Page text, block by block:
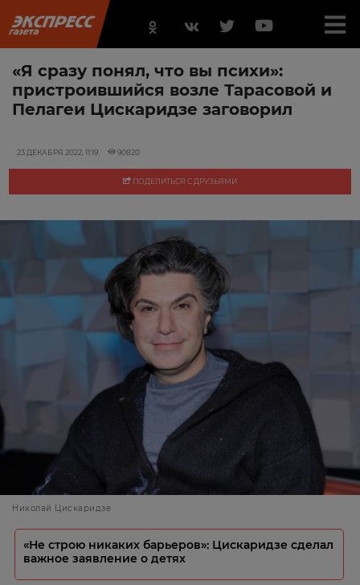
«Я сразу понял, что вы психи»:
пристроившийся возле Тарасовой и
Пелагеи Цискаридзе заговорил
23 ДЕКАБРЯ 2022, 11:19 90820
ПОДЕЛИТЬСЯ С ДРУЗЬЯМИ
Николай Цискаридзе
«Не строю никаких барьеров»: Цискаридзе сделал
важное заявление о детях